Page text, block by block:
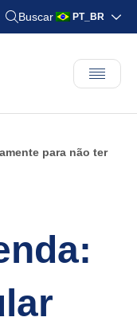
Buscar PT_BR
para não ter